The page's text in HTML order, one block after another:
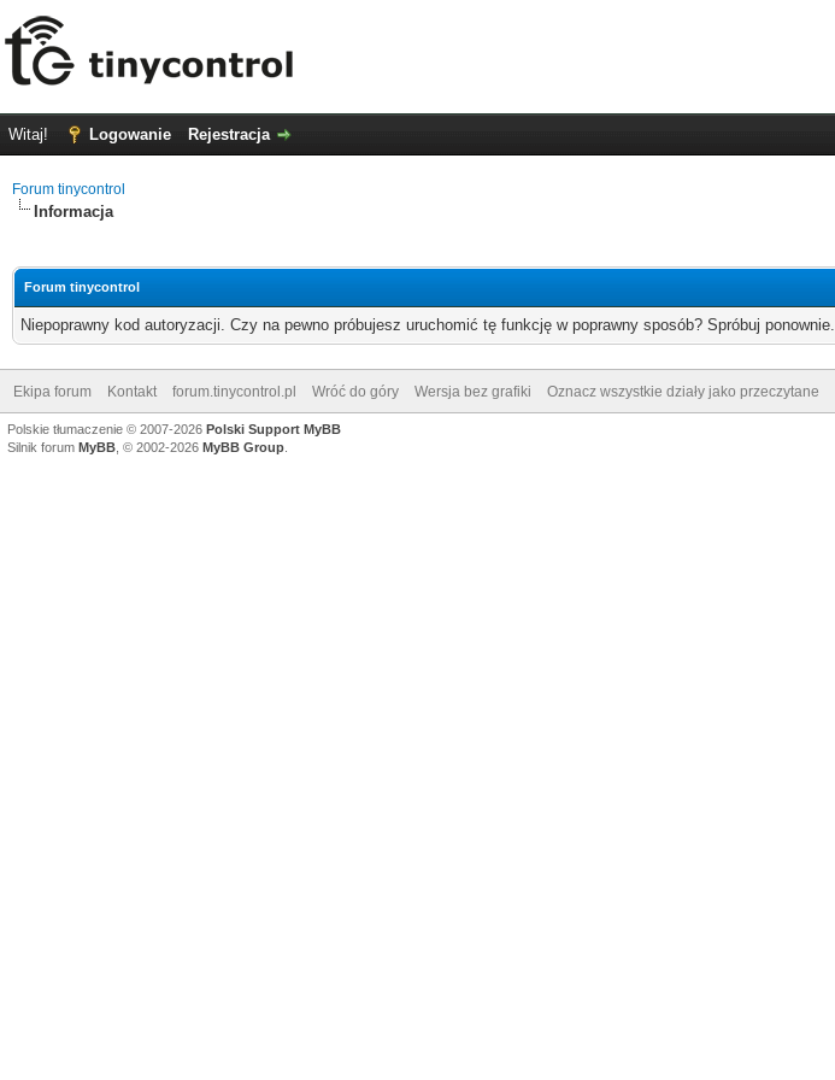
Witaj! Logowanie Rejestracja
Forum tinycontrol
Informacja
Forum tinycontrol
Niepoprawny kod autoryzacji. Czy na pewno próbujesz uruchomić tę funkcję w poprawny sposób? Spróbuj ponownie.
Ekipa forum Kontakt forum.tinycontrol.pl Wróć do góry Wersja bez grafiki Oznacz wszystkie działy jako przeczytane
Polskie tłumaczenie © 2007-2026 Polski Support MyBB
Silnik forum MyBB , © 2002-2026 MyBB Group